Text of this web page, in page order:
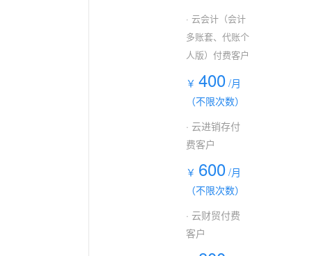
· 云会计（会计
多账套、代账个
人版）付费客户
￥400 /月
（不限次数）
· 云进销存付
费客户
￥ 600 /月
（不限次数）
· 云财贸付费
客户